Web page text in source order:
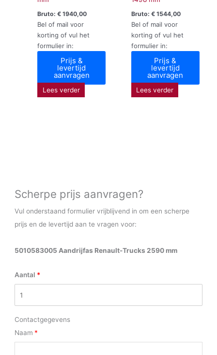
Bruto:€ 1940,00
Bel of mail voor
korting of vul het
formulier in:
Prijs &
levertijd
aanvragen
Lees verder
Bruto: €1544,00
Bel of mail voor
korting of vul het
formulier in:
Prijs &
levertijd
aanvragen
Lees verder
Scherpe prijs aanvragen?
Vul onderstaand formulier vrijblijvend in om een scherpe
prijs en de levertijd aan te vragen voor:
5010583005 Aandrijfas Renault-Trucks 2590 mm
Aantal
Contactgegevens
Naam